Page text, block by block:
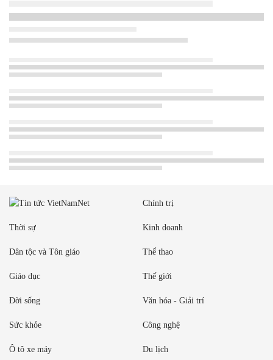
Chính trị
Thời sự Kinh doanh
Dân tộc và Tôn giáo Thể thao
Giáo dục Thế giới
Đời sống Văn hóa - Giải trí
Sức khỏe Công nghệ
Ô tô xe máy Du lịch